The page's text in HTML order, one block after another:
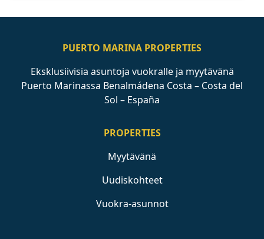
PUERTO MARINA PROPERTIES
Eksklusiivisia asuntoja vuokralle ja myytävänä
Puerto Marinassa Benalmádena Costa – Costa del
Sol – España
PROPERTIES
Myytävänä
Uudiskohteet
Vuokra-asunnot